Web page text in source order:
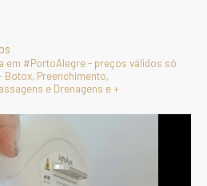
em #PortoAlegre - preços válidos só
Preenchimento,
e Drenagens e +